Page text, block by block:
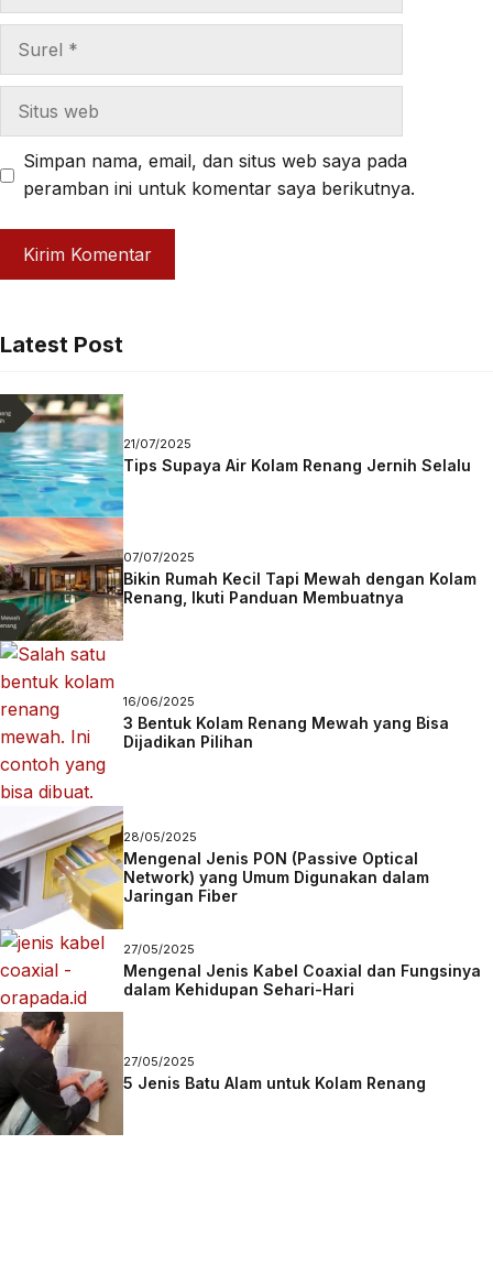
Simpan nama, email, dan situs web saya pada
peramban ini untuk komentar saya berikutnya.
Latest Post
21/07/2025
Tips Supaya Air Kolam Renang Jernih Selalu
07/07/2025
Bikin Rumah Kecil Tapi Mewah dengan Kolam
Renang, Ikuti Panduan Membuatnya
16/06/2025
3 Bentuk Kolam Renang Mewah yang Bisa
Dijadikan Pilihan
28/05/2025
Mengenal Jenis PON (Passive Optical
Network) yang Umum Digunakan dalam
Jaringan Fiber
27/05/2025
Mengenal Jenis Kabel Coaxial dan Fungsinya
dalam Kehidupan Sehari-Hari
27/05/2025
5 Jenis Batu Alam untuk Kolam Renang